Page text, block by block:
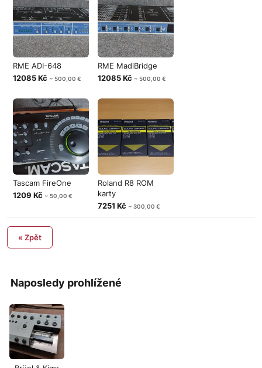
Naposledy prohlížené
RME ADI-648
12085 Kč ~ 500,00 €
RME MadiBridge
12085 Kč ~ 500,00 €
Tascam FireOne
1209 Kč ~ 50,00 €
Roland R8 ROM
karty
7251 Kč ~ 300,00 €
« Zpět